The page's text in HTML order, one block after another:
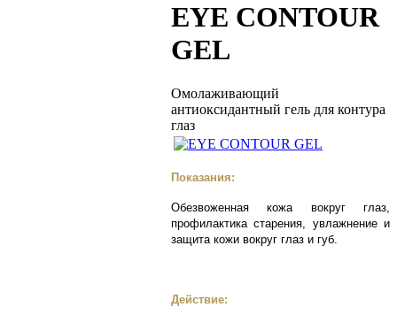
EYE CONTOUR
GEL
Омолаживающий
антиоксидантный гель для контура
глаз
Показания:
Обезвоженная кожа вокруг глаз,
профилактика старения, увлажнение и
защита кожи вокруг глаз и губ.
Действие: